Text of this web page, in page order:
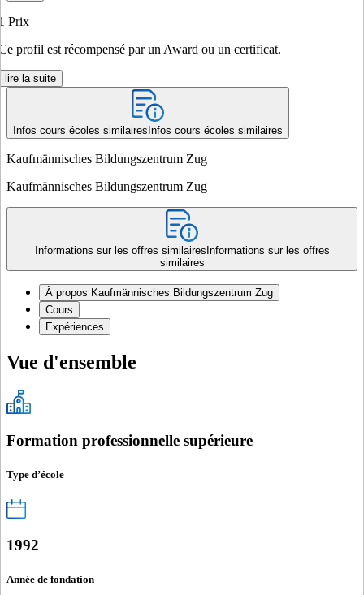
Prix
profil est récompensé par un Award ou un certificat.
lire la suite
Infos cours écoles similaires Infos cours écoles similaires
Kaufmännisches Bildungszentrum Zug
Kaufmännisches Bildungszentrum Zug
Informations sur les offres similaires Informations sur les offres
similaires
À propos Kaufmännisches Bildungszentrum Zug
Cours
Expériences
Vue d'ensemble
Formation professionnelle supérieure
Type d’école
1992
Année de fondation